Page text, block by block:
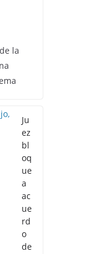
la
Ju
ez
bl
oq
ue
a
ac
ue
rd
o
de